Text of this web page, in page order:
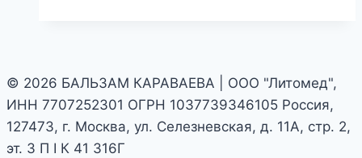
© 2026 БАЛЬЗАМ КАРАВАЕВА | ООО "Литомед",
ИНН 7707252301 ОГРН 1037739346105 Россия,
127473, г. Москва, ул. Селезневская, д. 11А, стр. 2,
эт. 3 П I К 41 316Г